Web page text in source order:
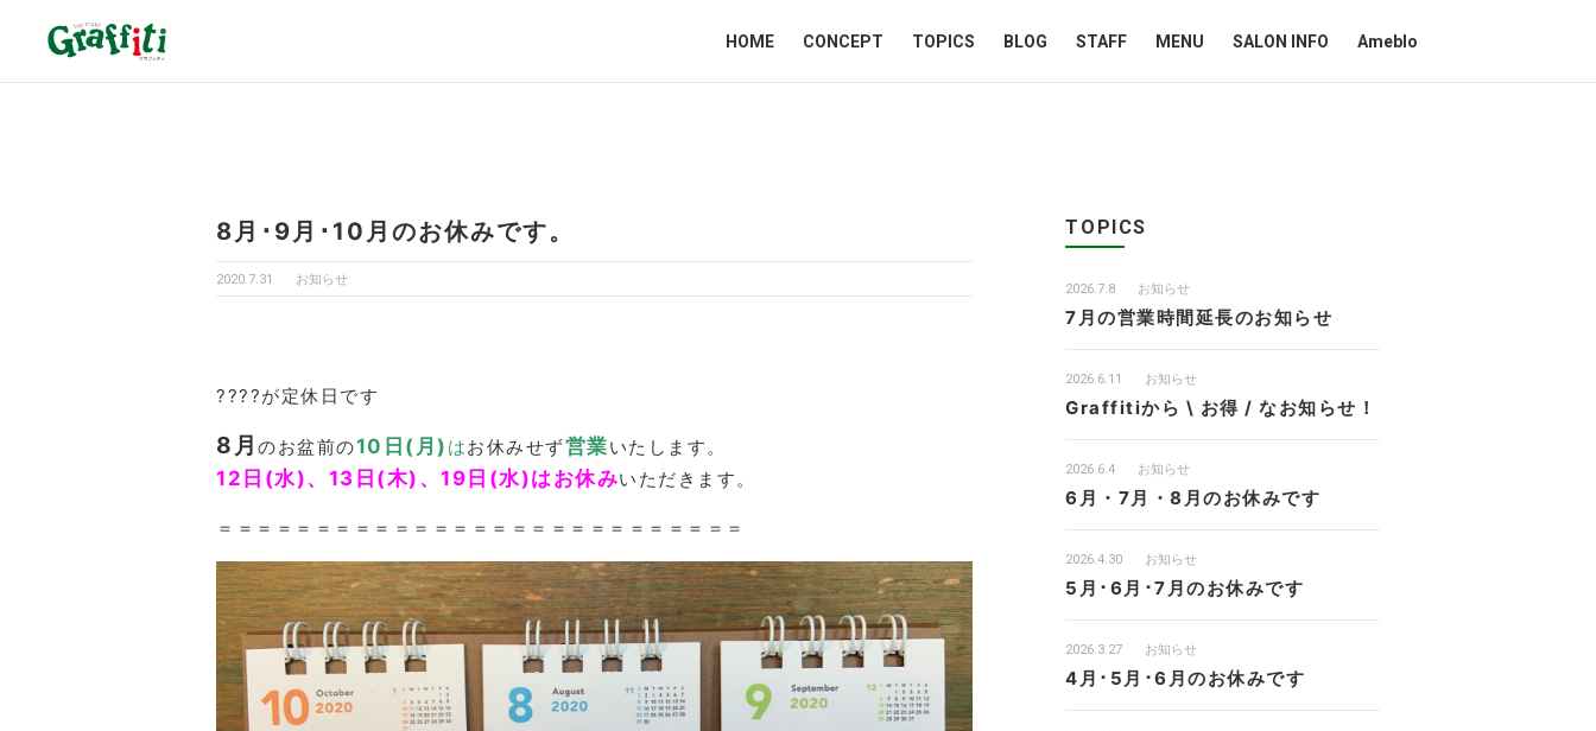
HOME CONCEPT TOPICS BLOG STAFF MENU SALON INFO Ameblo
8月･9月･10月のお休みです。
2020.7.31 お知らせ
????が定休日です
8月 のお盆前の10日(月) はお休みせず営業いたします。
12日(水)、13日(木)、19日(水)はお休みいただきます。
＝＝＝＝＝＝＝＝＝＝＝＝＝＝＝＝＝＝＝＝＝＝＝＝＝＝＝
TOPICS
2026.7.8 お知らせ
7月の営業時間延長のお知らせ
2026.6.11 お知らせ
Graffitiから \ お得 / なお知らせ！
2026.6.4 お知らせ
6月・7月・8月のお休みです
2026.4.30 お知らせ
5月･6月･7月のお休みです
2026.3.27 お知らせ
4月･5月･6月のお休みです